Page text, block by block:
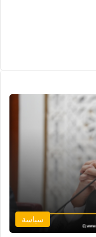
سياسة